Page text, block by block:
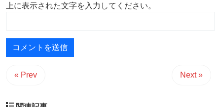
上に表示された文字を入力してください。
« Prev Next »